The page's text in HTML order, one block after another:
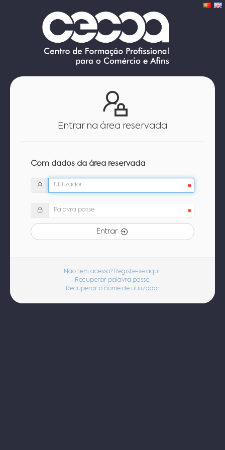
Entrar na área reservada
Com dados da área reservada
Entrar
Não tem acesso? Registe-se aqui.
Recuperar palavra passe.
Recuperar o nome de utilizador